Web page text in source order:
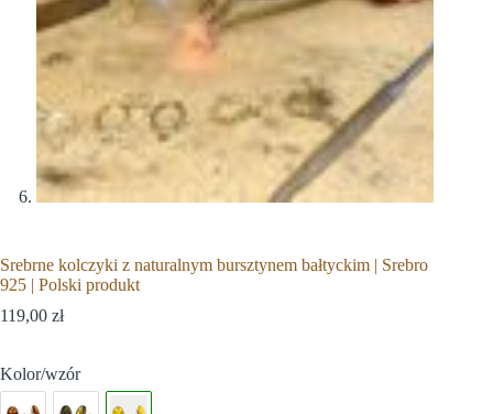
Srebrne kolczyki z naturalnym bursztynem bałtyckim | Srebro
925 | Polski produkt
119,00 zł
Kolor/wzór